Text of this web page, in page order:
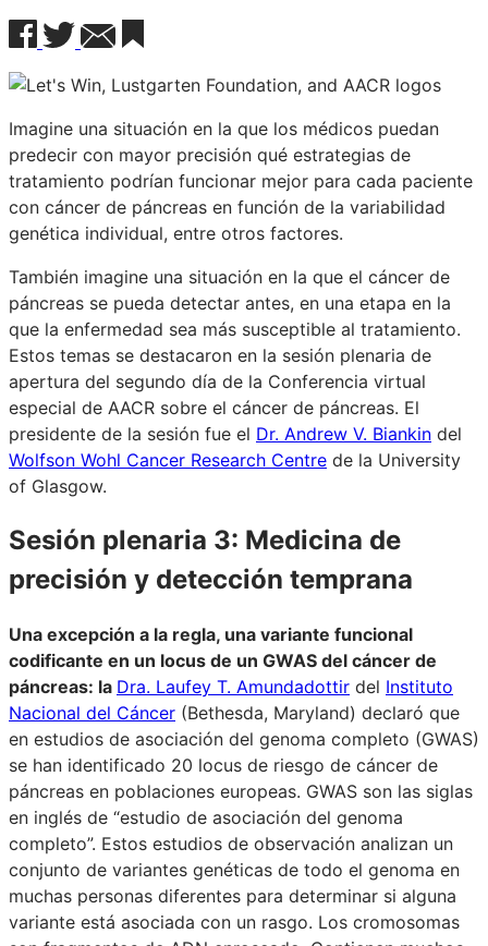
Imagine una situación en la que los médicos puedan
predecir con mayor precisión qué estrategias de
tratamiento podrían funcionar mejor para cada paciente
con cáncer de páncreas en función de la variabilidad
genética individual, entre otros factores.
También imagine una situación en la que el cáncer de
páncreas se pueda detectar antes, en una etapa en la
que la enfermedad sea más susceptible al tratamiento.
Estos temas se destacaron en la sesión plenaria de
apertura del segundo día de la Conferencia virtual
especial de AACR sobre el cáncer de páncreas. El
presidente de la sesión fue el Dr. Andrew V. Biankin del
Wolfson Wohl Cancer Research Centre de la University
of Glasgow.
Sesión plenaria 3: Medicina de
precisión y detección temprana
Una excepción a la regla, una variante funcional
codificante en un locus de un GWAS del cáncer de
páncreas: la Dra. Laufey T. Amundadottir del Instituto
Nacional del Cáncer (Bethesda, Maryland) declaró que
en estudios de asociación del genoma completo (GWAS)
se han identificado 20 locus de riesgo de cáncer de
páncreas en poblaciones europeas. GWAS son las siglas
en inglés de “estudio de asociación del genoma
completo”. Estos estudios de observación analizan un
conjunto de variantes genéticas de todo el genoma en
muchas personas diferentes para determinar si alguna
variante está asociada con un rasgo. Los cromosomas